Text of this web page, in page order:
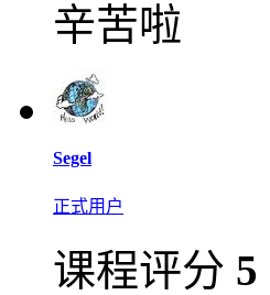
辛苦啦
Segel
正式用户
课程评分 5